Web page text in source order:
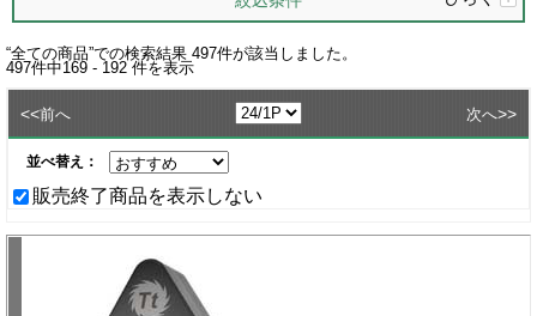
“全ての商品”での検索結果 497件が該当しました。
497件中169 - 192 件を表示
<<前へ 次へ>>
並べ替え：
販売終了商品を表示しない